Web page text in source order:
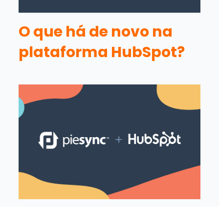
O que há de novo na
plataforma HubSpot?